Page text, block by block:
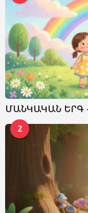
ՄԱՆԿԱԿԱՆ
2